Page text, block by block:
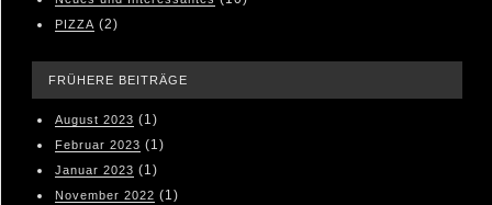
PIZZA (2)
FRÜHERE BEITRÄGE
August 2023 (1)
Februar 2023 (1)
Januar 2023 (1)
November 2022 (1)